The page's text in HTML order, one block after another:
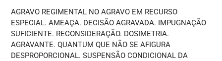
AGRAVO REGIMENTAL NO AGRAVO EM RECURSO
ESPECIAL. AMEAÇA. DECISÃO AGRAVADA. IMPUGNAÇÃO
SUFICIENTE. RECONSIDERAÇÃO. DOSIMETRIA.
AGRAVANTE. QUANTUM QUE NÃO SE AFIGURA
DESPROPORCIONAL. SUSPENSÃO CONDICIONAL DA